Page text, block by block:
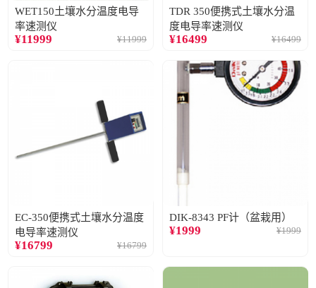
WET150土壤水分温度电导
率速测仪
¥11999 ¥11999
TDR 350便携式土壤水分温
度电导率速测仪
¥16499 ¥16499
EC-350便携式土壤水分温度
电导率速测仪
¥16799 ¥16799
DIK-8343 PF计（盆栽用）
¥1999 ¥1999